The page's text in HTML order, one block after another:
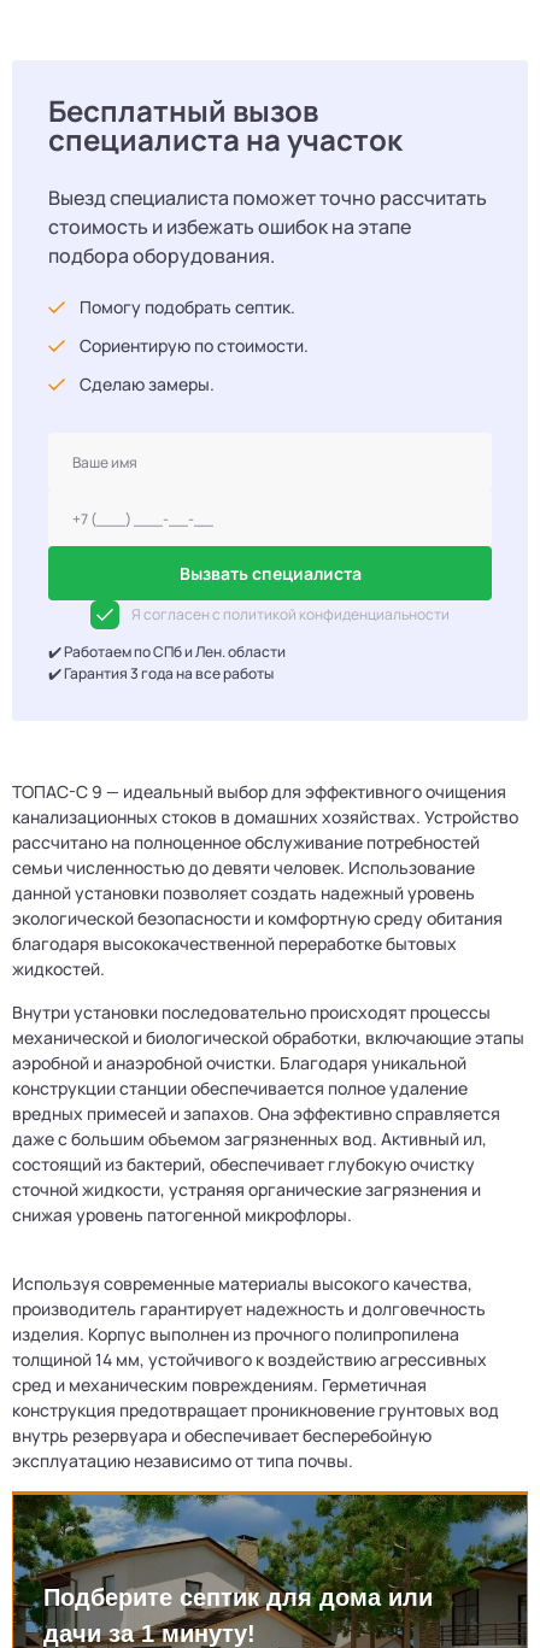
Бесплатный вызов
специалиста на участок
Выезд специалиста поможет точно рассчитать
стоимость и избежать ошибок на этапе
подбора оборудования.
Помогу подобрать септик.
Сориентирую по стоимости.
Сделаю замеры.
Вызвать специалиста
Я согласен с политикой конфиденциальности
✔️ Работаем по СПб и Лен. области
✔️ Гарантия 3 года на все работы
ТОПАС-С 9 — идеальный выбор для эффективного очищения
канализационных стоков в домашних хозяйствах. Устройство
рассчитано на полноценное обслуживание потребностей
семьи численностью до девяти человек. Использование
данной установки позволяет создать надежный уровень
экологической безопасности и комфортную среду обитания
благодаря высококачественной переработке бытовых
жидкостей.
Внутри установки последовательно происходят процессы
механической и биологической обработки, включающие этапы
аэробной и анаэробной очистки. Благодаря уникальной
конструкции станции обеспечивается полное удаление
вредных примесей и запахов. Она эффективно справляется
даже с большим объемом загрязненных вод. Активный ил,
состоящий из бактерий, обеспечивает глубокую очистку
сточной жидкости, устраняя органические загрязнения и
снижая уровень патогенной микрофлоры.
Используя современные материалы высокого качества,
производитель гарантирует надежность и долговечность
изделия. Корпус выполнен из прочного полипропилена
толщиной 14 мм, устойчивого к воздействию агрессивных
сред и механическим повреждениям. Герметичная
конструкция предотвращает проникновение грунтовых вод
внутрь резервуара и обеспечивает бесперебойную
эксплуатацию независимо от типа почвы.
Подберите септик для дома или
дачи за 1 минуту!